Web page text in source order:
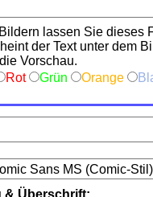
lassen Sie dieses
der Text unter dem
Vorschau.
Rot Grün Orange
& Überschrift: